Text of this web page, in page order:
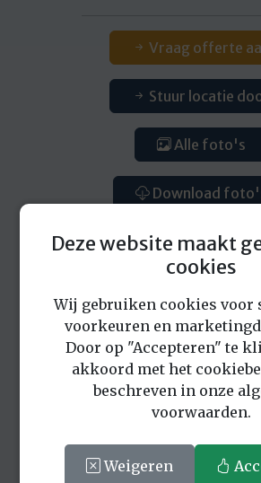
Vraag offerte
Stuur locatie
Alle foto's
Download
Eerder bekeken
Deze website maakt
cookies
Wij gebruiken cookies voor
voorkeuren en
Door op "Accepteren" te
akkoord met het
beschreven in onze
voorwaarden.
Weigeren